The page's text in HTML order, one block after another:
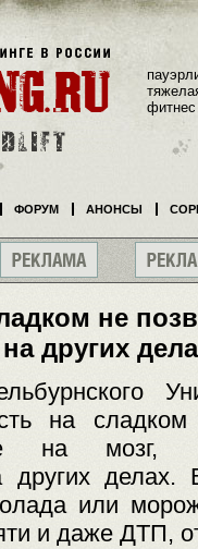
не
других
на сладком
на мозг,
других делах.
или
и даже ДТП,
фитнес
ФОРУМ АНОНСЫ